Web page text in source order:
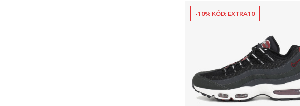
Porovnaj
-10% KÓD: EXTRA10